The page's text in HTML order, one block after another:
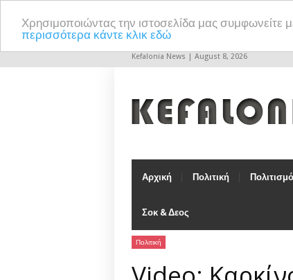
Χρησιμοποιώντας την ιστοσελίδα μας
περισσότερα κάντε κλικ εδώ
Kefalonia News | August 8, 2026
Αρχική Πολιτική
Σοκ & Δεος
Πολιτική